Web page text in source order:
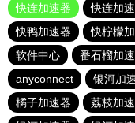
快连加速器
快连加
快鸭加速器
快柠檬
软件中心
番石榴加
anyconnect
银河加
橘子加速器
荔枝加